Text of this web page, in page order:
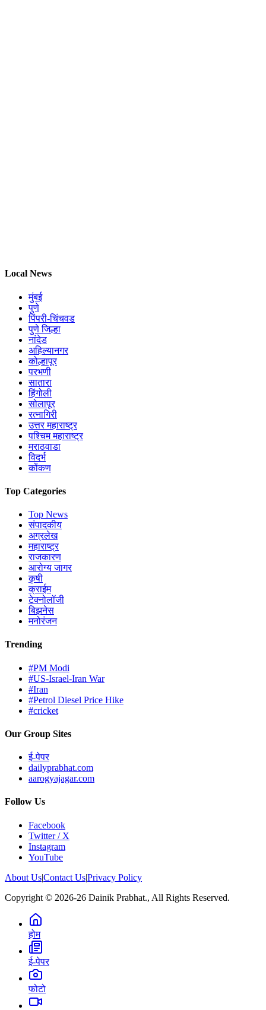
Local News
मुंबई
पुणे
पिंपरी-चिंचवड
पुणे जिल्हा
नांदेड
अहिल्यानगर
कोल्हापूर
परभणी
सातारा
हिंगोली
सोलापूर
रत्नागिरी
उत्तर महाराष्ट्र
पश्चिम महाराष्ट्र
मराठवाडा
विदर्भ
कोंकण
Top Categories
Top News
संपादकीय
अग्रलेख
महाराष्ट्र
राजकारण
आरोग्य जागर
कृषी
क्राईम
टेक्नोलॉजी
बिझनेस
मनोरंजन
Trending
#PM Modi
#US-Israel-Iran War
#Iran
#Petrol Diesel Price Hike
#cricket
Our Group Sites
ई-पेपर
dailyprabhat.com
aarogyajagar.com
Follow Us
Facebook
Twitter / X
Instagram
YouTube
About Us|Contact Us|Privacy Policy
Copyright © 2026-26 Dainik Prabhat., All Rights Reserved.
होम
ई-पेपर
फोटो